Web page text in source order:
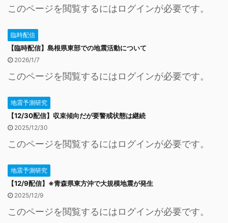
このページを閲覧するにはログインが必要です。
臨時配信
【臨時配信】島根県東部での地震活動について
2026/1/7
このページを閲覧するにはログインが必要です。
地震予測研究
【12/30配信】収束傾向だが要警戒状態は継続
2025/12/30
このページを閲覧するにはログインが必要です。
地震予測研究
【12/9配信】※青森県東方沖で大規模地震が発生
2025/12/9
このページを閲覧するにはログインが必要です。